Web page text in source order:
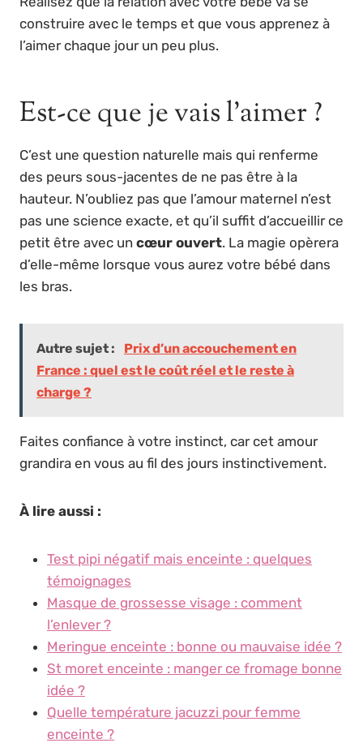
construire avec le temps et que vous apprenez à
l’aimer chaque jour un peu plus.
Est-ce que je vais l’aimer ?
C’est une question naturelle mais qui renferme
des peurs sous-jacentes de ne pas être à la
hauteur. N’oubliez pas que l’amour maternel n’est
pas une science exacte, et qu’il suffit d’accueillir ce
petit être avec un cœur ouvert. La magie opèrera
d’elle-même lorsque vous aurez votre bébé dans
les bras.
Autre sujet :
Prix d’un accouchement en
France : quel est le coût réel et le reste à
charge ?
Faites confiance à votre instinct, car cet amour
grandira en vous au fil des jours instinctivement.
À lire aussi :
Test pipi négatif mais enceinte : quelques
témoignages
Masque de grossesse visage : comment
l’enlever ?
Meringue enceinte : bonne ou mauvaise idée ?
St moret enceinte : manger ce fromage bonne
idée ?
Quelle température jacuzzi pour femme
enceinte ?